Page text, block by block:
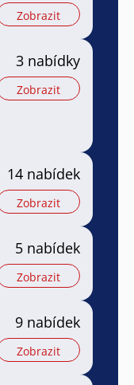
Zobrazit
3 nabídky
Zobrazit
14 nabídek
Zobrazit
5 nabídek
Zobrazit
9 nabídek
Zobrazit